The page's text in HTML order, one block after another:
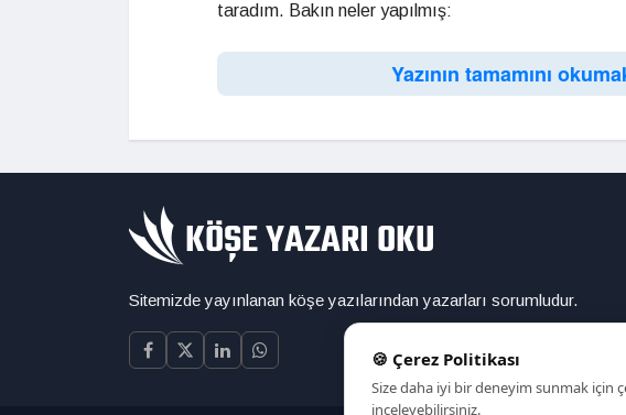
taradım. Bakın neler yapılmış:
Yazının tamamını
Sitemizde yayınlanan köşe yazılarından yazarları sorumludur.
🍪 Çerez Politikası
Size daha iyi bir deneyim sunmak için
inceleyebilirsiniz.